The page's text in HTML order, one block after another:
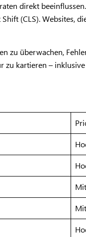
direkt
(CLS). Websites,
zu überwachen,
zu kartieren –